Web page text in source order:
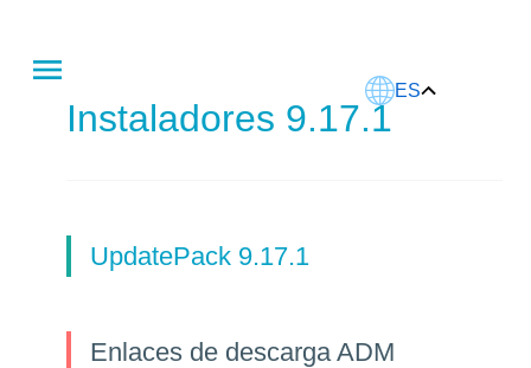
ES
Instaladores 9.17.1
UpdatePack 9.17.1
Enlaces de descarga ADM